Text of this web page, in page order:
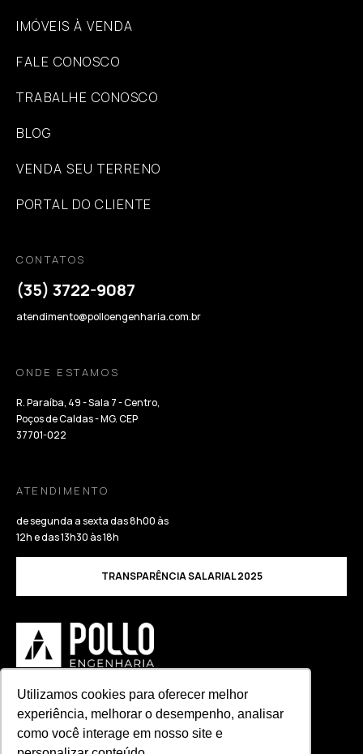
Utilizamos cookies para oferecer melhor
experiência, melhorar o desempenho, analisar
como você interage em nosso site e
IMÓVEIS À VENDA
FALE CONOSCO
TRABALHE CONOSCO
BLOG
VENDA SEU TERRENO
PORTAL DO CLIENTE
CONTATOS
(35) 3722-9087
atendimento@polloengenharia.com.br
ONDE ESTAMOS
R. Paraíba, 49 - Sala 7 - Centro,
Poços de Caldas - MG. CEP
37701-022
ATENDIMENTO
de segunda a sexta das 8h00 às
12h e das 13h30 às 18h
TRANSPARÊNCIA SALARIAL 2025
Política de Qualidade
© 2024. Todos os direitos reservados.